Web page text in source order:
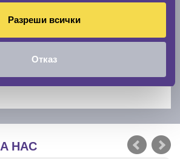
Разреши всички
Отказ
НАС